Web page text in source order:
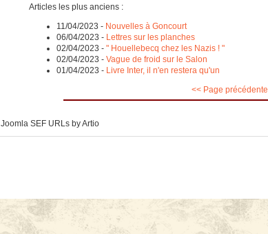
Articles les plus anciens :
11/04/2023 - Nouvelles à Goncourt
06/04/2023 - Lettres sur les planches
02/04/2023 - " Houellebecq chez les Nazis ! "
02/04/2023 - Vague de froid sur le Salon
01/04/2023 - Livre Inter, il n'en restera qu'un
<< Page précédente
Joomla SEF URLs by Artio